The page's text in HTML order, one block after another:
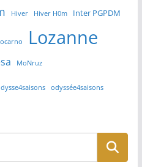
Hiver Hiver H0m Inter PGPDM
Lozanne
MoNruz
odyssée4saisons